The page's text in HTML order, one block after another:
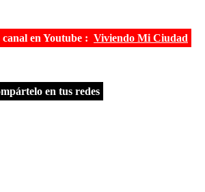
en Youtube : Viviendo Mi Ciudad
en tus redes